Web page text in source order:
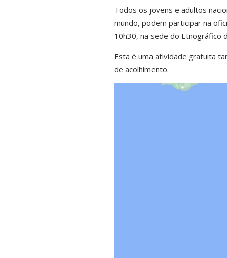
Todos os jovens e adultos
mundo, podem participar na
10h30, na sede do Etnográfico
Esta é uma atividade gratuita
de acolhimento.